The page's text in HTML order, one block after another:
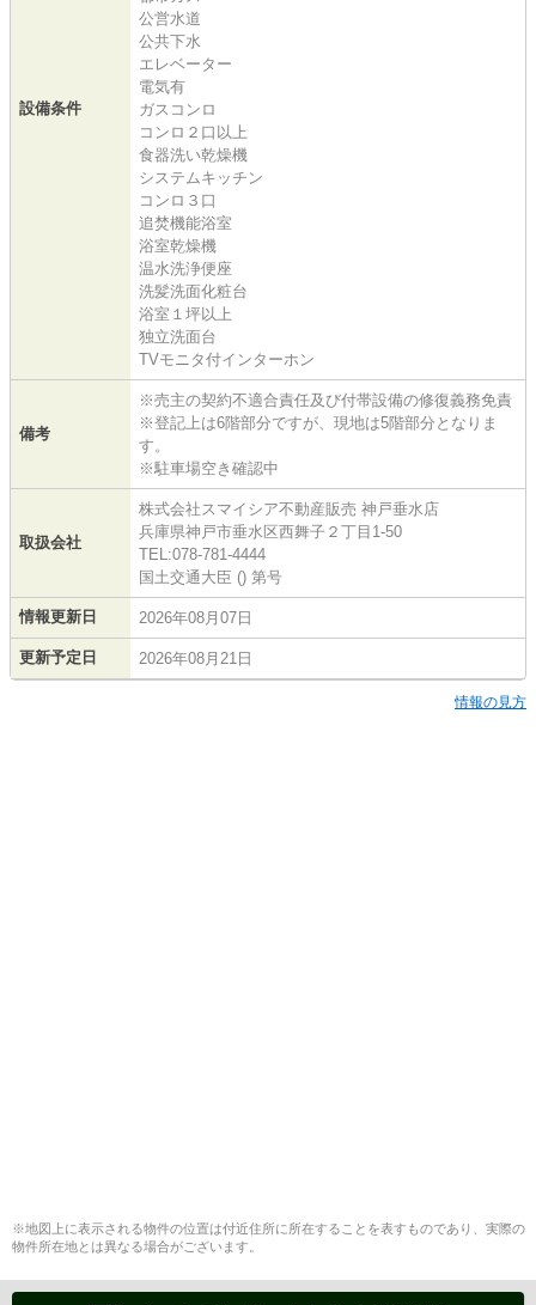
設備条件
公営水道
公共下水
エレベーター
電気有
ガスコンロ
コンロ２口以上
食器洗い乾燥機
システムキッチン
コンロ３口
追焚機能浴室
浴室乾燥機
温水洗浄便座
洗髪洗面化粧台
浴室１坪以上
独立洗面台
TVモニタ付インターホン
備考
※売主の契約不適合責任及び付帯設備の修復義務免責
※登記上は6階部分ですが、現地は5階部分となりま
す。
※駐車場空き確認中
取扱会社
株式会社スマイシア不動産販売 神戸垂水店
兵庫県神戸市垂水区西舞子２丁目1-50
TEL:078-781-4444
国土交通大臣 () 第号
情報更新日 2026年08月07日
更新予定日 2026年08月21日
情報の見方
※地図上に表示される物件の位置は付近住所に所在することを表すものであり、実際の
物件所在地とは異なる場合がございます。